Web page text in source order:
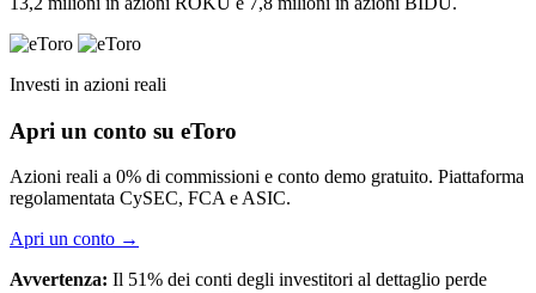
Investi in azioni reali
Apri un conto su eToro
Azioni reali a 0% di commissioni e conto demo gratuito. Piattaforma
regolamentata CySEC, FCA e ASIC.
Apri un conto →
Avvertenza: Il 51% dei conti degli investitori al dettaglio perde